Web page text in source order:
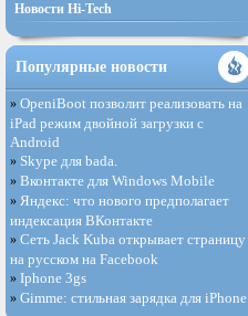
Новости Hi-Tech
Популярные новости
» OpeniBoot позволит реализовать на
iPad режим двойной загрузки с
Android
» Skype для bada.
» Вконтакте для Windows Mobile
» Яндекс: что нового предполагает
индексация ВКонтакте
» Сеть Jack Kuba открывает страницу
на русском на Facebook
» Iphone 3gs
» Gimme: стильная зарядка для iPhone